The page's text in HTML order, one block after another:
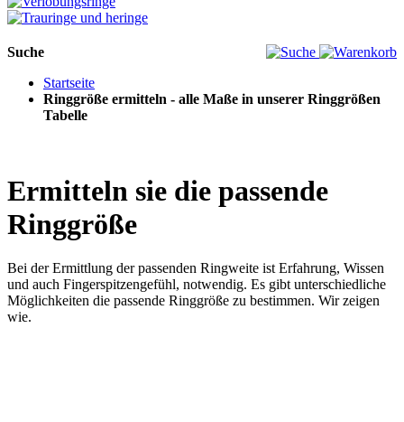
Suche
Startseite
Ringgröße ermitteln - alle Maße in unserer Ringgrößen
Tabelle
Ermitteln sie die passende
Ringgröße
Bei der Ermittlung der passenden Ringweite ist Erfahrung, Wissen
und auch Fingerspitzengefühl, notwendig. Es gibt unterschiedliche
Möglichkeiten die passende Ringgröße zu bestimmen. Wir zeigen
wie.